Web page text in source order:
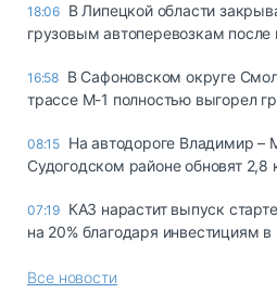
18:06 В Липецкой области
грузовым автоперевозкам после
16:58 В Сафоновском округе
трассе М-1 полностью выгорел
08:15 На автодороге Владимир –
Судогодском районе обновят 2,8
07:19 КАЗ нарастит выпуск
на 20% благодаря инвестициям
Все новости